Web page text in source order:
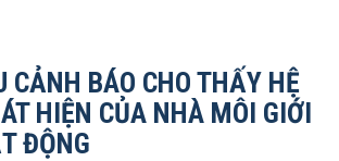
CẢNH BÁO CHO THẤY HỆ
HIỆN CỦA NHÀ MÔI GIỚI
ĐỘNG